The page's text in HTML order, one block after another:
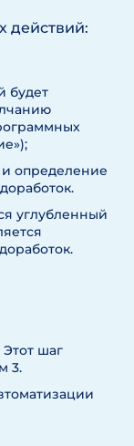
действий:
будет
определение
углубленный
шаг
3.